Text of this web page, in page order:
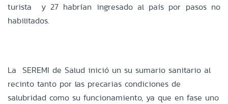
turista y 27 habrían ingresado al país por pasos no
habilitados.
La SEREMI de Salud inició un su sumario sanitario al
recinto tanto por las precarias condiciones de
salubridad como su funcionamiento, ya que en fase uno